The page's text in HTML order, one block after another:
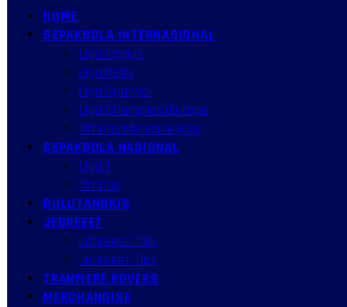
HOME
SEPAKBOLA INTERNASIONAL
Liga Inggris
Liga Italia
Liga Spanyol
Liga Champion/Europa
Timnas Mancanegara
SEPAKBOLA NASIONAL
Liga 1
Timnas
BULUTANGKIS
JEBREEET
Jebreeet Talk
Jebreeet Tips
TRANMERE ROVERS
MERCHANDISE